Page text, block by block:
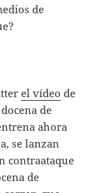
de
el vídeo de
de
ahora
se lanzan
contraataque
de